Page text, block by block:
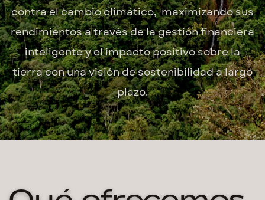
contra el cambio climático, maximizando sus
rendimientos a través de la gestión financiera
inteligente y el impacto positivo sobre la
tierra con una visión de sostenibilidad a largo
plazo.